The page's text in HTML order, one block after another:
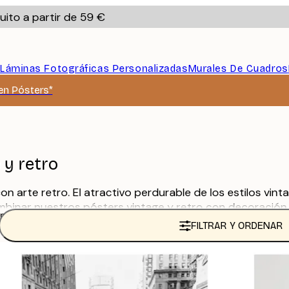
a partir de 59 €
Láminas Fotográficas PersonalizadasMurales De Cuadros
Pósters*
y retro
arte retro. El atractivo perdurable de los estilos
nuestros pósters vintage y retro con
FILTRAR Y ORDENAR